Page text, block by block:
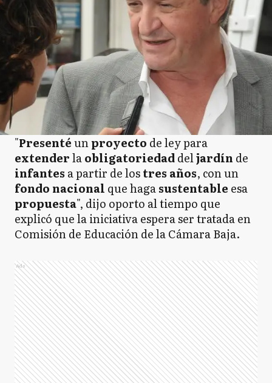
"Presentéunproyecto de ley para
extenderlaobligatoriedaddeljardín de
infantes a partir de lostres años, con un
fondo nacional que hagasustentable esa
propuesta", dijo oporto al tiempo que
explicó que la iniciativa espera ser tratada en
Comisión de Educación de la Cámara Baja.
Ads